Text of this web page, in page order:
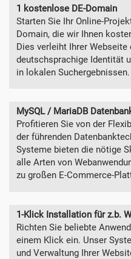
1 kostenlose DE-Domain
Starten Sie Ihr Online-
Domain, die wir Ihnen
Dies verleiht Ihrer
deutschsprachige Identität
in lokalen Suchergebnissen.
MySQL / MariaDB
Profitieren Sie von der
der führenden
Systeme bieten die nötige
alle Arten von
zu großen E-Commerce-
1-Klick Installation für z.b.
Richten Sie beliebte
einem Klick ein. Unser
und Verwaltung Ihrer